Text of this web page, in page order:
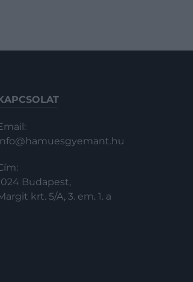
Budapest,
krt. 5/A, 3. em. 1. a